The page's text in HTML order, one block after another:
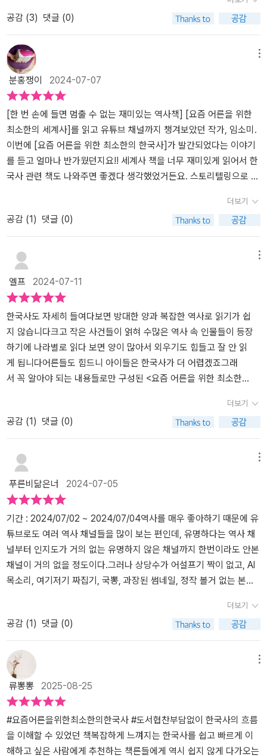
도 기본은 알아야겠다 싶어서 <요즘 어른을 위한 최소한의 한국사>
를 읽게 되었다. 이 책은 한국사와 세계사를 넘나들며 다양한 주제의
이야기를 전하는 역사 스토리텔러.교육업에 종사하는 임소미 작가가
어른이라면 누구나 반드시 알아야 하는 한국사의 핵심만 선별해서 담
았다. 한반도 역사의 시작을 연 고조선과 초기 국가부터 삼국시대를
통일한 신라를 거쳐 고려와 조선까지 시대별 흥망성쇠를 다루고 있
다. 또한 꼭 기억해야 할 인물과 전쟁을 중심으로 서술되어 있다. 사
람마다 역사를 보는 시각은 다르다. 같은 사실 하나를 두고도 다른 시
각을 가진 이들은 전혀 다른 이야기를 한다. 이 같은 이야기들은 재미
있고 흥미롭게 들리기도 하지만 때로는 혼란스럽고 짜증스럽다. 도대
체 누구의 이야기가 맞는 말인지, 알 수 없기 때문이다. 그래서 양측의
주장에서 잠시 떨어져 정말 3자의 시각에서 양측의 주장을 제대로 살
“개인과 사회가 당면한 문제를 고민하는 과정에서 우리는 지난 역사
에 눈을 돌려 보곤 하는데, 가까운 과거에 일제강점기가 있었고, 그 이
전에 조선이 있었다. 조선 역시 고려의 여러 제도를 답습하고 개편하
며 이전 시대의 유산을 자연스럽게 받아들였다. 한국의 뿌리는 이렇
게 점점 더 깊은 과거로 뻗어 간다. 그 뿌리를 만나는 과정에서 우리는
각각의 시대가 오늘날 우리 사회에 남긴 흔적들을 찾아볼 수 있다. 한
반도에서 앞서 산 선조들이 어떤 세상을 만들었고, 어떤 실수를 반복
했으며, 어떤 좌절과 성취를 겪었는지 살피고 나면 오늘 우리가 사는
세상을 더욱 깊이 이해하게 된다.”(p.5) 고 말했다. 궁예는 원래 신
라 헌안왕 또는 경문왕의 아들로 후궁 소생이었다고 한다. 그런데 길
흉을 점치는 일관(日官)이 “이 아이는 나라에 이롭지 못할 것”이라고
는 갓난아기를 차마 살해하지 못하고 포대기에서 꺼내 누각 아래로
던졌다. 미리 짰는지 젖먹이는 여종이 아기를 몰래 받았는데 잘못해
서 손가락으로 눈을 찔렀다. 궁예의 관심법에 걸려들면 뜨겁게 달군
철퇴에 맞아 개죽음을 면치 못했다. 이 책을 통해 왜 역사를 공부해
야 하는지 알게 되었다. 역사의 중요성을 알지 못하는 사람은 없다. 하
지만 역사를 배워야 하는 이유에 대해 아는 이들이 많지 않다. 왜 우리
는 한국사를 알아야 하는 것일까? 첫 번째는 역사는 반복되기 때문이
다. 두 번째는 역사를 통해 삶을 배울 수 있기 때문이다. 세 번째는 역
사를 배워 삶에 대해 배우고 성정할 수 있게 되는 것이다. 이 책을 읽
고 고구려·백제·신라의 삼국 통일 과정, 고려 무신정권, 조선시대 붕당
정치, 예송 논쟁 등 드라마를 통해서 들어봤지만 이해하기 어려웠던
역사적 사건들의 흐름을 쉽게 이해할 수 있게 되었다. '이 글은 도서
공감 (3) 댓글 (0)
분홍쟁이 2024-07-07
[한 번 손에 들면 멈출 수 없는 재미있는 역사책] [요즘 어른을 위한
최소한의 세계사]를 읽고 유튜브 채널까지 챙겨보았던 작가, 임소미.
이번에 [요즘 어른을 위한 최소한의 한국사]가 발간되었다는 이야기
를 듣고 얼마나 반가웠던지요!! 세계사 책을 너무 재미있게 읽어서 한
국사 관련 책도 나와주면 좋겠다 생각했었거든요. 스토리텔링으로 세
무척 궁금했습니다. 결론부터 말씀드리자면 한국사 책은 더 슉슉 잘
읽혔던 것 같아요. 아무래도 우리나라 역사에 관심이 많은 독자라면
쉽고 재미있게 접할 수 있겠다는 생각이 들었습니다. 저는 한국사를
공부하는 사람이라 그 동안 다양한 한국사 책을 읽어볼 수 있었어요.
관련 동영상도 자주 챙겨보기도 하고요. 주변 사람들의 이야기를 들
어보면 고조선부터 고려 시대까지 이해하는 것을 무척 어려워하는 것
같습니다. 전달할 때에도 구석기 시대부터 고조선까지는 잘 따라오던
사람들도 부여와 고구려 삼한이 등장하는 순간부터 동공지진은 물론
유체 이탈을 경험하는 모습을 보면서 안타까운 순간도 많았어요. 저
도 공부하면서 깨달았는데 우리 역사가 참 촘촘하고 세세한 이야기들
이 그렇게 많더라고요. 그에 비해 교과서는 정해진 기간에 정해진 분
량을 전달해야 하다보니 압축되는 부분이 많아서 학생들도 어려워해
은 읽어보시라고 권해드리고 싶어요. ​이 책에서는 고조선~일제강점
기 전까지 다루고 있습니다. 세세하고 촘촘하게 다루기보다는 굵직굵
직한 사건들 위주로 구성되어 있어요. 그럼에도 독자들이 꼭 알면 좋
겠다고 생각한 부분만은 또 자세히 서술되어 있어 이해하기 쉬웠습니
다. 이 책을 읽고 관련도서나 방송들을 통해 더 깊에 알아가는 시간을
가지면 좋겠다는 생각이 들었어요. 한 가지 아쉬운 점은 앞서 말씀드
린 것처럼 일제강점기 전에 책이 끝난다는 것입니다. 요즘 교과서는
근현대사에 더 중점을 두고 있기는 하지만 예전 제가 학교 다닐 때를
생각해보면 조선시대까지는 엄청 열심히 배우다가 대한제국 이후에
는 설렁설렁 지나간 기억이 나요. 개인적으로는 [요즘 어른을 위한 최
소한의 한국사] 2권이 출간되어 일제강점기부터 현대사까지 다루어
주면 좋겠다는 생각입니다. ​요즘 아이들에게 한국사는 '필수'가 아니
비중을 차지하지 않다보니 아이들에게도 한국사는 우선순위에서 밀
려납니다. 주로 공부하는 것은 국어, 영어, 수학. 물론 중요한 과목들
이지만 한국사를 포기하는 아이들을 보면 이해가 되면서도 한숨이 나
올 때가 많아요 . 부디 우리 아이들과 많은 어른들이 역사에 관심을 가
지고 과거를 되돌아보며 현재 자신의 선택과 미래로 나아가는 길을
짚어볼 수 있게 되기를 바랍니다. ** 출판사 <빅피시>로부터 지원받
은 도서입니다.
더보기
공감 (1 ) 댓글 (0)
엘프 2024-07-11
한국사도 자세히 들여다보면 방대한 양과 복잡한 역사로 읽기가 쉽
지 않습니다크고 작은 사건들이 얽혀 수많은 역사 속 인물들이 등장
하기에 나라별로 읽다 보면 양이 많아서 외우기도 힘들고 잘 안 읽
게 됩니다어른들도 힘드니 아이들은 한국사가 더 어렵겠죠그래
서 꼭 알아야 되는 내용들로만 구성된 <요즘 어른을 위한 최소한
도 좋고 저도 역사를 계속 배우고 싶기에 이 책이 반가웠습니다역사
의 가장 기본은 시대별 흐름입니다시간의 순서에 맞게 큰 틀을 잡
고 읽기 시작하면 세세한 부분까지 기억하기 쉽고 이해도 잘됩니다책
의 처음에 한국사 전체 연표가 나옵니다이 연표를 보면서 역사 속 나
라들을 연도별로 비교하며 기억하고 책을 읽었습니다학교 다닐 때 노
래로 외워서 기억이 나기에 읽기가 더 편했습니다알고 있는 사실에
서 좀 더 깊게 들어가니 흥미롭고 재미가 있습니다우리나라 역사
의 시작은 고조선입니다단군신화를 모르는 사람이 없을 정도로 유명
한 우리 역사의 시작은 신화를 통해 좀 더 경이롭고 위대한 느낌을 줍
니다시간에 따라 역사가 어떻게 변해왔는지를 읽으며 각 국가들의 특
징을 알고 그 시대의 문화와 사람들의 생활환경을 배울 수 있습니다
전쟁이 흔했기에 국가의 설립과 멸망의 과정이 반복되었고 그 속에
웁니다책에는 역사를 이해하는 데 도움이 되는 그림들이 많이 수록되
어 있습니다그림을 보며 당시 상황을 보다 자세하게 알 수 있고 어
떤 옷을 입었는지 왕과 신하의 모습을 통해 나라마다 가진 특징
을 알 수 있어서 좋았습니다전투를 표현한 그림은 보기만 해도 사람
들의 표정과 동작에서 치열함이 느껴집니다한 권에 담은 한국사여
서 과연 그 많은 내용을 어떻게 담았을지 궁금했고 기대가 되었는데
요설명이 너무 잘 되어 있어서 기대 이상으로 재미있었고 쉽게 읽었
습니다이 책의 내용만 이해하고 외워도 한국사의 전반적인 걸 다 알
고 있다고 해도 무방합니다한국사를 어렵다고 생각하지 말고 이 책으
로 마스터하시길 추천합니다이 책은 꼭 읽어보세요아이들 수능 대
더보기
공감 (1) 댓글 (0)
푸른비닮은너 2024-07-05
기간 : 2024/07/02 ~ 2024/07/04​역사를 매우 좋아하기 때문에 유
튜브로도 여러 역사 채널들을 많이 보는 편인데, 유명하다는 역사 채
널부터 인지도가 거의 없는 유명하지 않은 채널까지 한번이라도 안본
채널이 거의 없을 정도이다.그러나 상당수가 어설프기 짝이 없고, AI
목소리, 여기저기 짜집기, 국뽕, 과장된 썸네일, 정작 볼거 없는 본편
널은 몇 안된다.그중에 깔끔한 설명과 적당한 분량, 좋은 스토리텔링
으로 유명한 쏨작가 채널은 역사를 좋아하는 사람이라면 누구에게나
추천할만한 채널이다.처음에 내가 구독했을때만 해도 10만도 안되는
구독자였는데 어느덧 이제는 50만 구독자가 넘었을 정도로 인지도도
엄청 올라갔다.그러나 이 작가가 세계사와 한국사에 대한 책을 써서
안그래도 보고 싶다는 생각을 하고 있었는데 이렇게 좋은 기회에 한
국사 책을 보게 되어 무척 기대가 컸다. (사실 세계사 책을 더 기대하
긴 했다.)​책은 아주 정석적으로 고조선부터 조선까지의 이야기를 순
서대로 다루고 있으며, 옥저, 동예, 가야처럼 잘 알려지지 않은 고대
국가 (국가라는 표현을 쓰기가 좀 뭐하긴 하지만) 들의 이야기들도 꽤
더보기
공감 (1) 댓글 (0)
류뽕뽕 2025-08-25
#요즘어른을위한최소한의한국사 #도서협찬부담없이 한국사의 흐름
을 이해할 수 있었던 책복잡하게 느껴지는 한국사를 쉽고 빠르게 이
해하고 싶은 사람에게 추천하는 책른들에게 역시 쉽지 않게 다가오는